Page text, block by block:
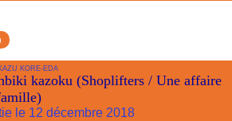
KORE-EDA
kazoku (Shoplifters / Une affaire
le 12 décembre 2018